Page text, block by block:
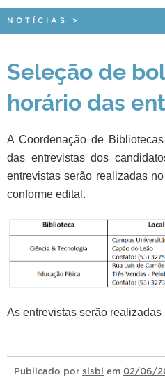
OUVIDORIA
TELEFONES
NOTÍCIAS >
Seleção de
horário das
A Coordenação de
das entrevistas dos
entrevistas serão realizadas
conforme edital.
As entrevistas serão
Publicado por sisbi em 02/06/